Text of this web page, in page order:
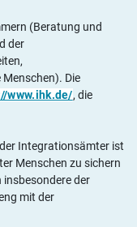
(Beratung und
der
Die
www.ihk.de/, die
Integrationsämter ist
Menschen zu sichern
insbesondere der
mit der